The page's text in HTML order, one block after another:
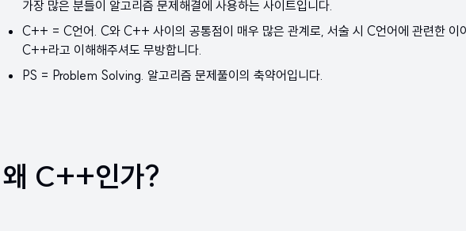
가장 많은 분들이 알고리즘 문제해결에 사용하는 사이트입니다.
C++ = C언어. C와 C++ 사이의 공통점이 매우 많은 관계로, 서술 시 C언어에 관련한 이
C++라고 이해해주셔도 무방합니다.
PS = Problem Solving. 알고리즘 문제풀이의 축약어입니다.
왜 C++인가?